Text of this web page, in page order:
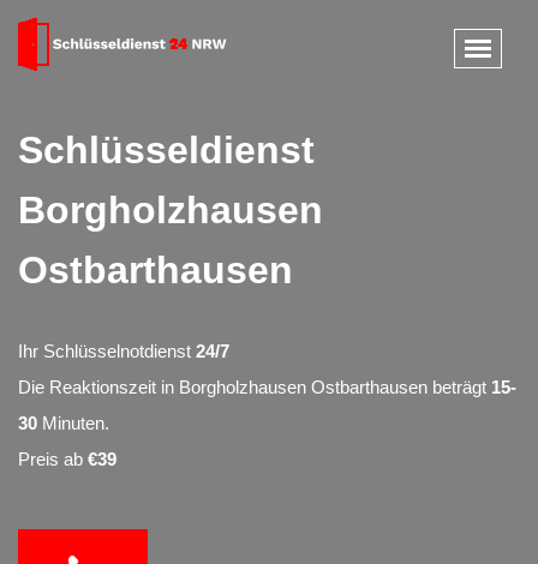
Schlüsseldienst
Borgholzhausen
Ostbarthausen
Ihr Schlüsselnotdienst 24/7
Die Reaktionszeit in Borgholzhausen Ostbarthausen beträgt 15-
30 Minuten.
Preis ab €39